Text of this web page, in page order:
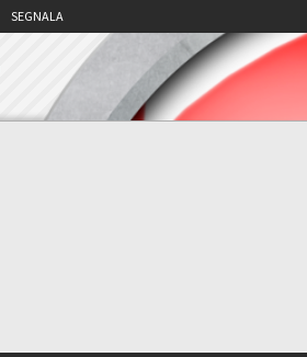
SEGNALA